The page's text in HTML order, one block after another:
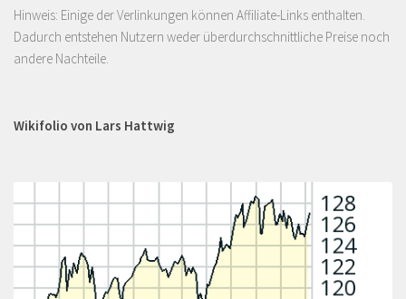
Hinweis: Einige der Verlinkungen können Affiliate-Links enthalten.
Dadurch entstehen Nutzern weder überdurchschnittliche Preise noch
andere Nachteile.
Wikifolio von Lars Hattwig